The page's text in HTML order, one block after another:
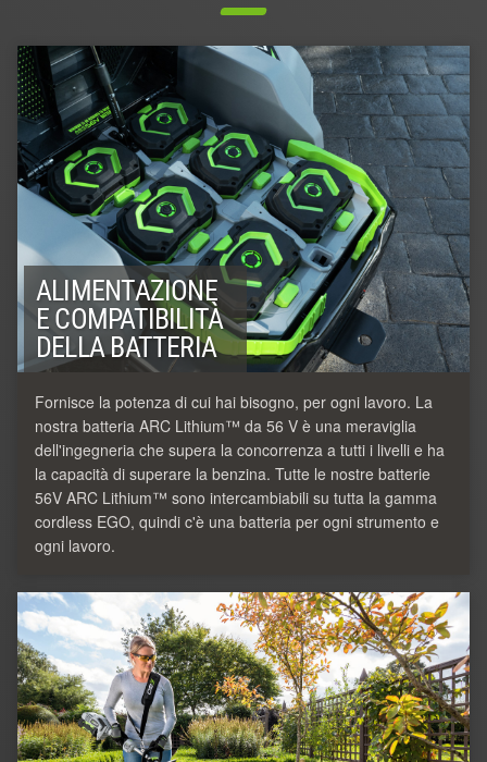
ALIMENTAZIONE
E COMPATIBILITÀ
DELLA BATTERIA
Fornisce la potenza di cui hai bisogno, per ogni lavoro. La
nostra batteria ARC Lithium™ da 56 V è una meraviglia
dell'ingegneria che supera la concorrenza a tutti i livelli e ha
la capacità di superare la benzina. Tutte le nostre batterie
56V ARC Lithium™ sono intercambiabili su tutta la gamma
cordless EGO, quindi c'è una batteria per ogni strumento e
ogni lavoro.